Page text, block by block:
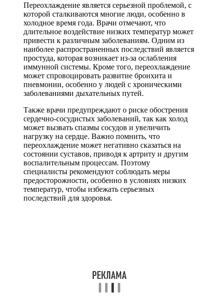
Переохлаждение является серьезной проблемой, с
которой сталкиваются многие люди, особенно в
холодное время года. Врачи отмечают, что
длительное воздействие низких температур может
привести к различным заболеваниям. Одним из
наиболее распространенных последствий является
простуда, которая возникает из-за ослабления
иммунной системы. Кроме того, переохлаждение
может спровоцировать развитие бронхита и
пневмонии, особенно у людей с хроническими
заболеваниями дыхательных путей.
Также врачи предупреждают о риске обострения
сердечно-сосудистых заболеваний, так как холод
может вызвать спазмы сосудов и увеличить
нагрузку на сердце. Важно помнить, что
переохлаждение может негативно сказаться на
состоянии суставов, приводя к артриту и другим
воспалительным процессам. Поэтому
специалисты рекомендуют соблюдать меры
предосторожности, особенно в условиях низких
температур, чтобы избежать серьезных
последствий для здоровья.